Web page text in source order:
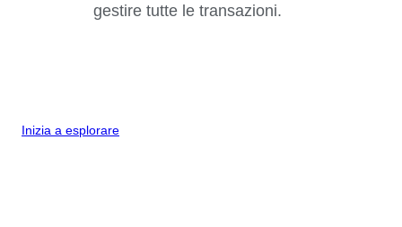
gestire tutte le transazioni.
Inizia a esplorare